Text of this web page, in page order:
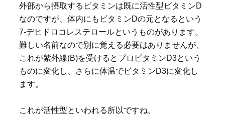
外部から摂取するビタミンは既に活性型ビタミンD
なのですが、体内にもビタミンDの元となるという
7-デヒドロコレステロールというものがあります。
難しい名前なので別に覚える必要はありませんが、
これが紫外線(B)を受けるとプロビタミンD3という
ものに変化し、さらに体温でビタミンD3に変化し
ます。
これが活性型といわれる所以ですね。